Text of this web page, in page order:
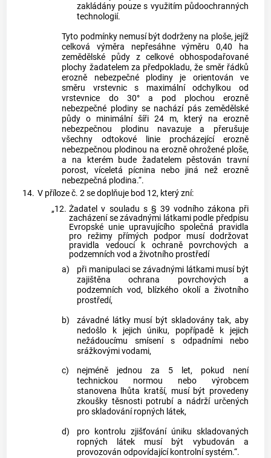
zakládány pouze s využitím půdoochranných
technologií.
Tyto podmínky nemusí být dodrženy na ploše, jejíž
celková výměra nepřesáhne výměru 0,40 ha
zemědělské půdy z celkové obhospodařované
plochy žadatelem za předpokladu, že směr řádků
erozně nebezpečné plodiny je orientován ve
směru vrstevnic s maximální odchylkou od
vrstevnice do 30° a pod plochou erozně
nebezpečné plodiny se nachází pás zemědělské
půdy o minimální šíři 24 m, který na erozně
nebezpečnou plodinu navazuje a přerušuje
všechny odtokové linie procházející erozně
nebezpečnou plodinou na erozně ohrožené ploše,
a na kterém bude žadatelem pěstován travní
porost, víceletá pícnina nebo jiná než erozně
nebezpečná plodina.“.
14. V příloze č. 2 se doplňuje bod 12, který zní:
„12. Žadatel v souladu s § 39 vodního zákona při
zacházení se závadnými látkami podle předpisu
Evropské unie upravujícího společná pravidla
pro režimy přímých podpor musí dodržovat
pravidla vedoucí k ochraně povrchových a
podzemních vod a životního prostředí
a)
při manipulaci se závadnými látkami musí být
zajištěna ochrana povrchových a
podzemních vod, blízkého okolí a životního
prostředí,
b)
závadné látky musí být skladovány tak, aby
nedošlo k jejich úniku, popřípadě k jejich
nežádoucímu smísení s odpadními nebo
srážkovými vodami,
c)
nejméně jednou za 5 let, pokud není
technickou normou nebo výrobcem
stanovena lhůta kratší, musí být provedeny
zkoušky těsnosti potrubí a nádrží určených
pro skladování ropných látek,
d)
pro kontrolu zjišťování úniku skladovaných
ropných látek musí být vybudován a
provozován odpovídající kontrolní systém.“.